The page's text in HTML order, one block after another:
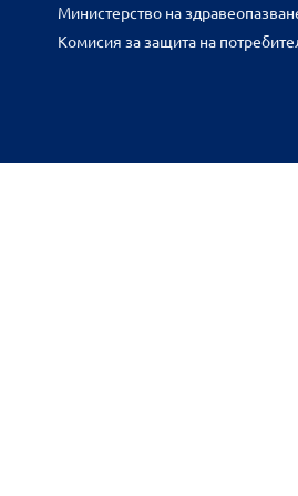
Министерство на
Комисия за защита на